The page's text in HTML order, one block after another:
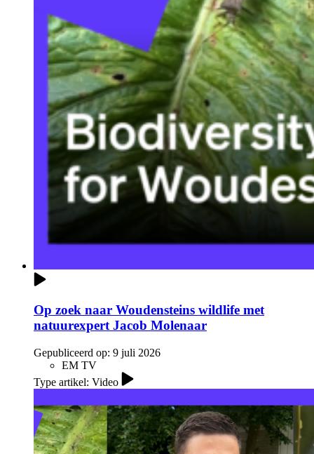
Op zoek naar Woudensteins wildlife met
natuurexpert Jacob Molenaar
Gepubliceerd op: 9 juli 2026
EM TV
Type artikel: Video